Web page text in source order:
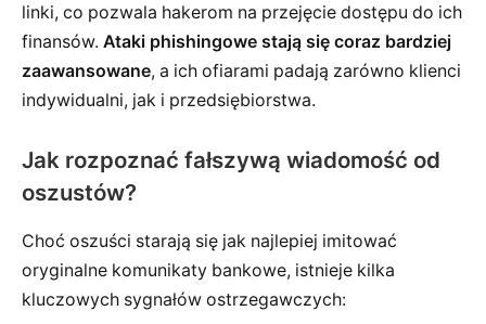
linki, co pozwala hakerom na przejęcie dostępu do ich
finansów. Ataki phishingowe stają się coraz bardziej
zaawansowane, a ich ofiarami padają zarówno klienci
indywidualni, jak i przedsiębiorstwa.
Jak rozpoznać fałszywą wiadomość od
oszustów?
Choć oszuści starają się jak najlepiej imitować
oryginalne komunikaty bankowe, istnieje kilka
kluczowych sygnałów ostrzegawczych: